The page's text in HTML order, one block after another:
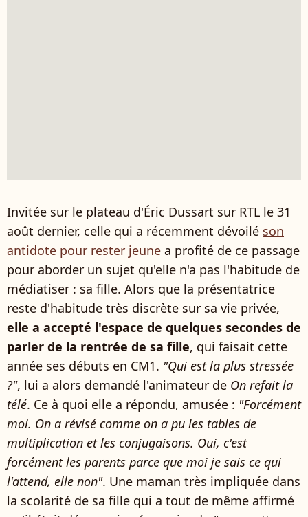
Invitée sur le plateau d'Éric Dussart sur RTL le 31
août dernier, celle qui a récemment dévoilé son
antidote pour rester jeune a profité de ce passage
pour aborder un sujet qu'elle n'a pas l'habitude de
médiatiser : sa fille. Alors que la présentatrice
reste d'habitude très discrète sur sa vie privée,
elle a accepté l'espace de quelques secondes de
parler de la rentrée de sa fille, qui faisait cette
année ses débuts en CM1. "Qui est la plus stressée
?", lui a alors demandé l'animateur de On refait la
télé. Ce à quoi elle a répondu, amusée : "Forcément
moi. On a révisé comme on a pu les tables de
multiplication et les conjugaisons. Oui, c'est
forcément les parents parce que moi je sais ce qui
l'attend, elle non". Une maman très impliquée dans
la scolarité de sa fille qui a tout de même affirmé